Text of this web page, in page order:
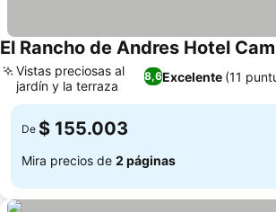
El Rancho de Andres Hotel
8,6Excelente (11
Vistas preciosas al
jardín y la terraza
De $ 155.003
Mira precios de 2 páginas